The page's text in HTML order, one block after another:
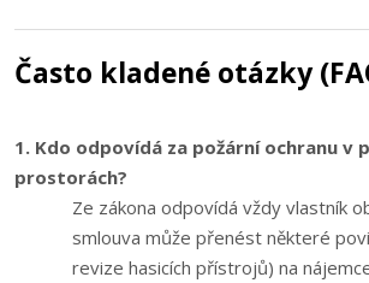
Často kladené otázky
1. Kdo odpovídá za požární ochranu v
prostorách?
Ze zákona odpovídá vždy vlastník
smlouva může přenést některé
revize hasicích přístrojů) na